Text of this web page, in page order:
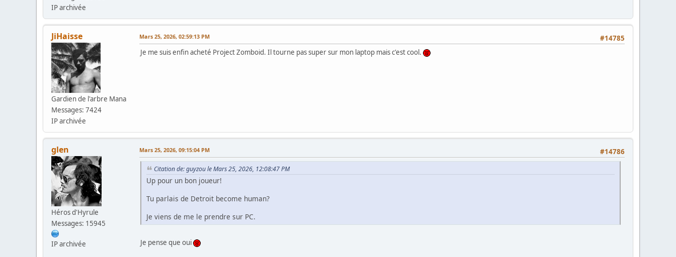
IP archivée
JiHaisse
Gardien de l'arbre Mana
Messages: 7424
IP archivée
#14785
Mars 25, 2026, 02:59:13 PM
Je me suis enfin acheté Project Zomboid. Il tourne pas super sur mon laptop mais c'est cool.
glen
Héros d'Hyrule
Messages: 15945
IP archivée
#14786
Mars 25, 2026, 09:15:04 PM
Citation de: guyzou le Mars 25, 2026, 12:08:47 PM
Up pour un bon joueur!
Tu parlais de Detroit become human?
Je viens de me le prendre sur PC.
Je pense que oui